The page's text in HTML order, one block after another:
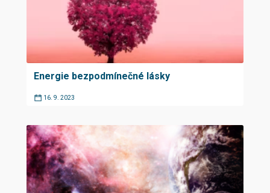
Energie bezpodmínečné lásky
16. 9. 2023